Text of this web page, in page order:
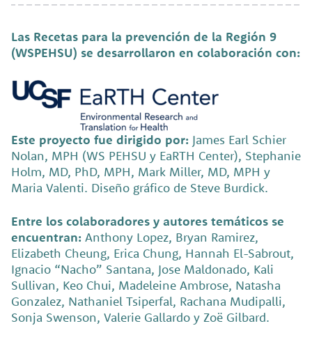
Las Recetas para la prevención de la Región 9
(WSPEHSU) se desarrollaron en colaboración con:
Este proyecto fue dirigido por: James Earl Schier
Nolan, MPH (WS PEHSU y EaRTH Center), Stephanie
Holm, MD, PhD, MPH, Mark Miller, MD, MPH y
Maria Valenti. Diseño gráfico de Steve Burdick.
Entre los colaboradores y autores temáticos se
encuentran: Anthony Lopez, Bryan Ramirez,
Elizabeth Cheung, Erica Chung, Hannah El-Sabrout,
Ignacio “Nacho” Santana, Jose Maldonado, Kali
Sullivan, Keo Chui, Madeleine Ambrose, Natasha
Gonzalez, Nathaniel Tsiperfal, Rachana Mudipalli,
Sonja Swenson, Valerie Gallardo y Zoë Gilbard.